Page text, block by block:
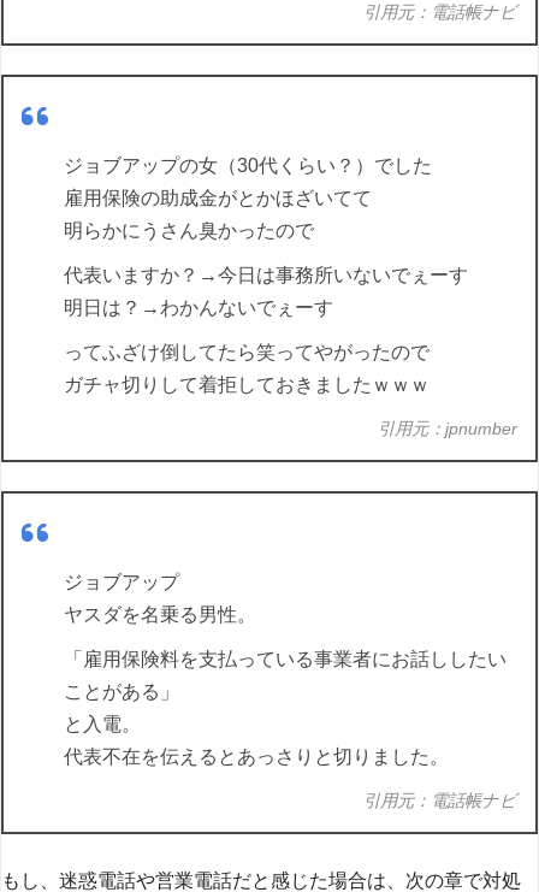
引用元：電話帳ナビ
ジョブアップの女（30代くらい？）でした
雇用保険の助成金がとかほざいてて
明らかにうさん臭かったので
代表いますか？→今日は事務所いないでぇーす
明日は？→わかんないでぇーす
ってふざけ倒してたら笑ってやがったので
ガチャ切りして着拒しておきましたｗｗｗ
引用元：jpnumber
ジョブアップ
ヤスダを名乗る男性。
「雇用保険料を支払っている事業者にお話ししたい
ことがある」
と入電。
代表不在を伝えるとあっさりと切りました。
引用元：電話帳ナビ
もし、迷惑電話や営業電話だと感じた場合は、次の章で対処